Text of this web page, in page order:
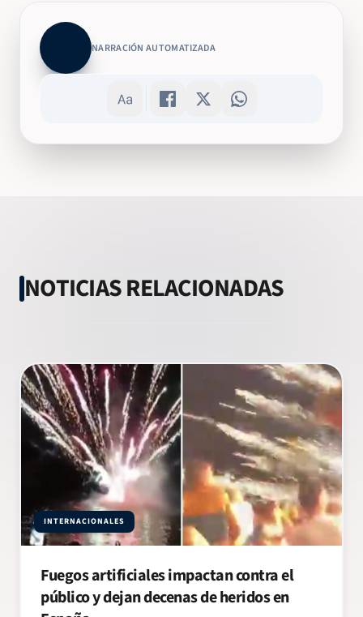
NARRACIÓN AUTOMATIZADA
NOTICIAS RELACIONADAS
INTERNACIONALES
Fuegos artificiales impactan contra el
público y dejan decenas de heridos en